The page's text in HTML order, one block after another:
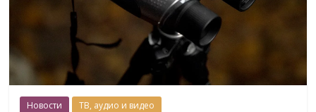
Новости ТВ, аудио и видео